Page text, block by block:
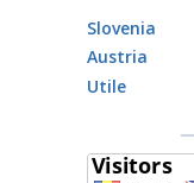
Slovenia
Austria
Utile